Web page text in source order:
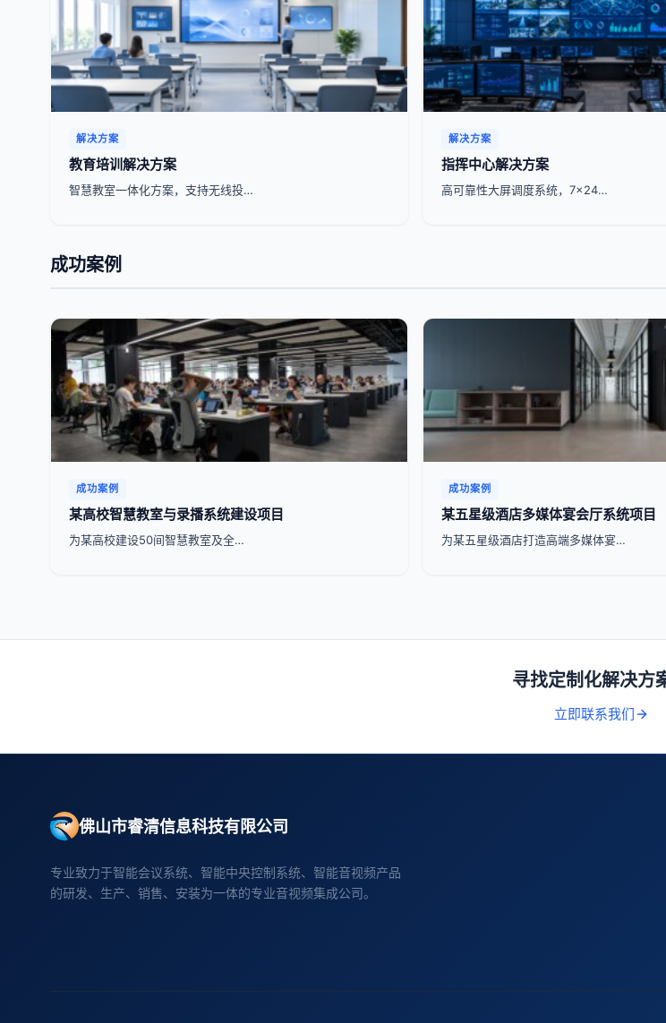
解决方案
教育培训解决方案
智慧教室一体化方案，支持无线投…
解决方案
指挥中心解决方案
高可靠性大屏调度系统，7x24…
成功案例
成功案例
某高校智慧教室与录播系统建设项目
为某高校建设50间智慧教室及全…
成功案例
某五星级酒店多媒体宴会厅系统项目
为某五星级酒店打造高端多媒体宴…
寻找定制化解决方
立即联系我们
佛山市睿清信息科技有限公司
专业致力于智能会议系统、智能中央控制系统、智能音视频产品
的研发、生产、销售、安装为一体的专业音视频集成公司。